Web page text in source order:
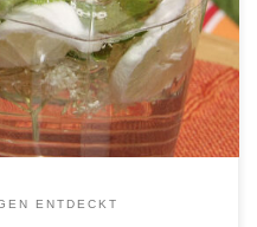
ENTDECKT